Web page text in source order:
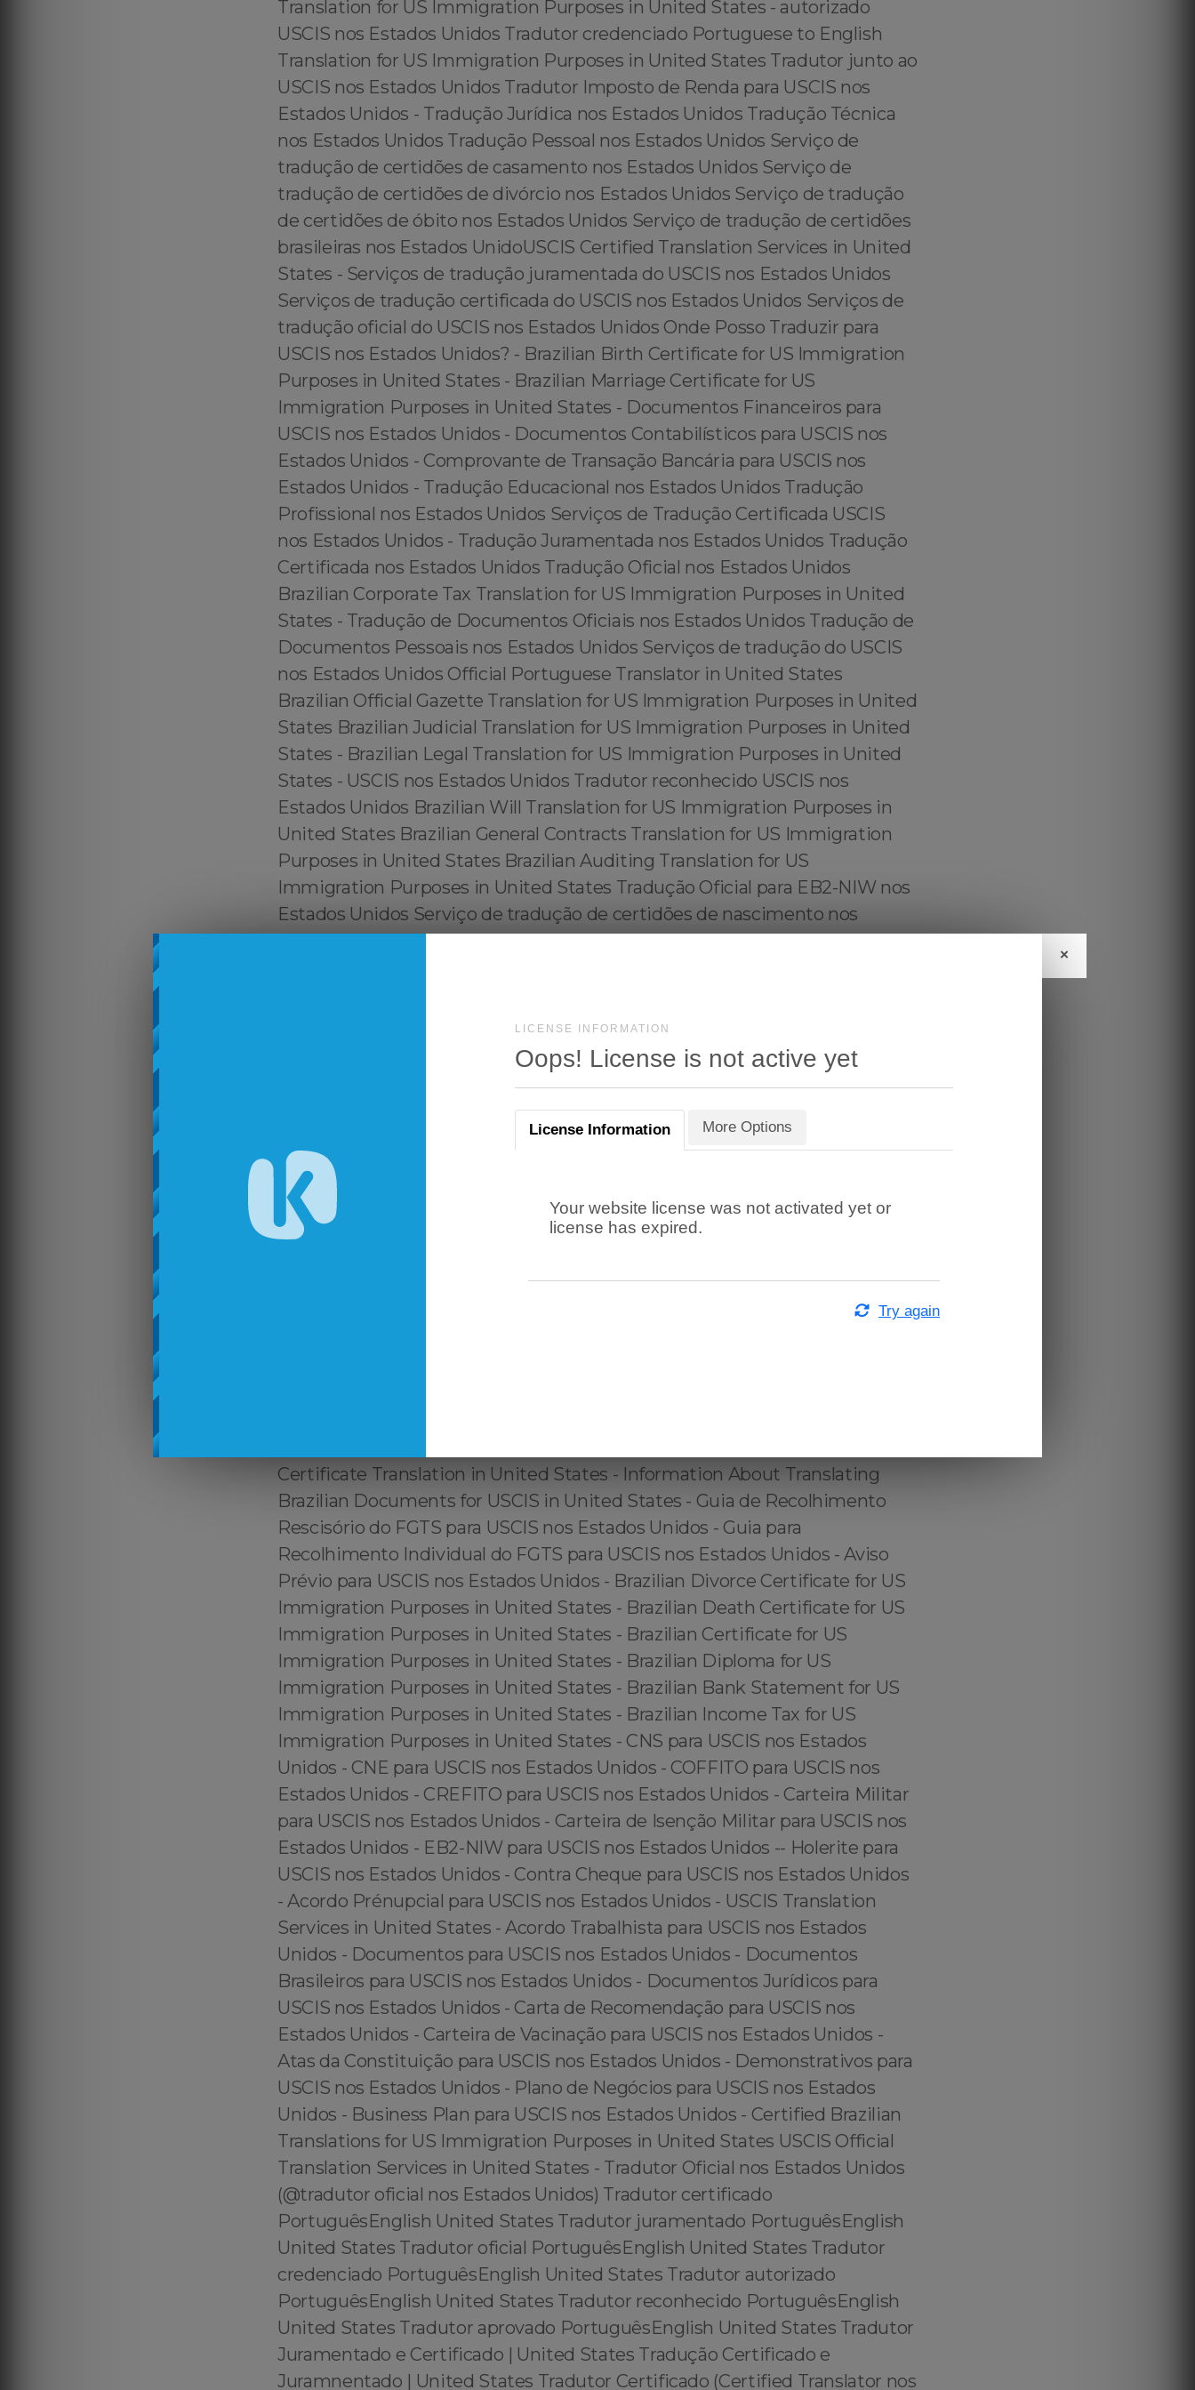
LICENSE INFORMATION
Oops! License is not active yet
×
License Information More Options
Your website license was not activated yet or
license has expired.
Try again